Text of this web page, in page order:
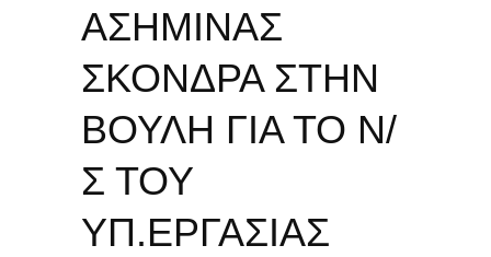
ΑΣΗΜΙΝΑΣ
ΣΚΟΝΔΡΑ ΣΤΗΝ
ΒΟΥΛΗ ΓΙΑ ΤΟ Ν/
Σ ΤΟΥ
ΥΠ.ΕΡΓΑΣΙΑΣ